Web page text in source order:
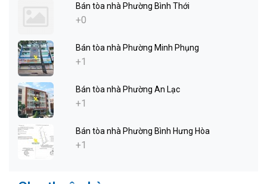
Bán tòa nhà Phường Bình Thới
+0
Bán tòa nhà Phường Minh Phụng
+1
Bán tòa nhà Phường An Lạc
+1
Bán tòa nhà Phường Bình Hưng Hòa
+1